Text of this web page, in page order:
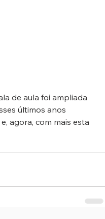
de aula foi ampliada
últimos anos
agora, com mais esta